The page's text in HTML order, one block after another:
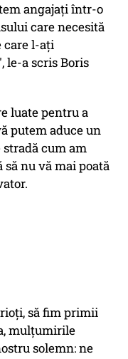
angajaţi într-o
care necesită
care l-aţi
le-a scris Boris
luate pentru a
putem aduce un
cum am
nu vă mai poată
să fim primii
mulţumirile
solemn: ne